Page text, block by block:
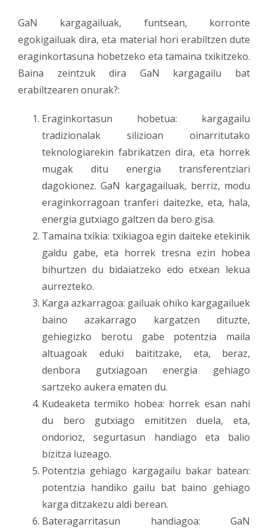
GaN kargagailuak, funtsean, korronte
egokigailuak dira, eta material hori erabiltzen dute
eraginkortasuna hobetzeko eta tamaina txikitzeko.
Baina zeintzuk dira GaN kargagailu bat
erabiltzearen onurak?:
Eraginkortasun hobetua: kargagailu
tradizionalak silizioan oinarritutako
teknologiarekin fabrikatzen dira, eta horrek
mugak ditu energia transferentziari
dagokionez. GaN kargagailuak, berriz, modu
eraginkorragoan tranferi daitezke, eta, hala,
energia gutxiago galtzen da bero gisa.
Tamaina txikia: txikiagoa egin daiteke etekinik
galdu gabe, eta horrek tresna ezin hobea
bihurtzen du bidaiatzeko edo etxean lekua
aurrezteko.
Karga azkarragoa: gailuak ohiko kargagailuek
baino azakarrago kargatzen dituzte,
gehiegizko berotu gabe potentzia maila
altuagoak eduki baititzake, eta, beraz,
denbora gutxiagoan energia gehiago
sartzeko aukera ematen du.
Kudeaketa termiko hobea: horrek esan nahi
du bero gutxiago emititzen duela, eta,
ondorioz, segurtasun handiago eta balio
bizitza luzeago.
Potentzia gehiago kargagailu bakar batean:
potentzia handiko gailu bat baino gehiago
karga ditzakezu aldi berean.
Bateragarritasun handiagoa: GaN